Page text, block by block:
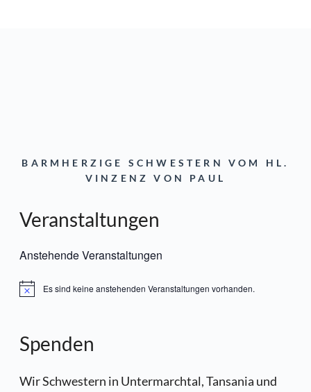
BARMHERZIGE SCHWESTERN VOM HL.
VINZENZ VON PAUL
Veranstaltungen
Anstehende Veranstaltungen
HinweisEs sind keine anstehenden Veranstaltungen vorhanden.
Spenden
Wir Schwestern in Untermarchtal, Tansania und